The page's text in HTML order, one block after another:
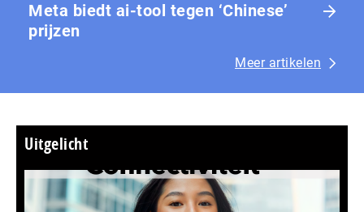
Meta biedt ai-tool tegen ‘Chinese’
prijzen
Meer artikelen
Uitgelicht